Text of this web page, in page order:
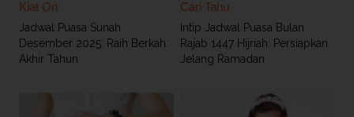
Kiat On
Jadwal Puasa Sunah
Desember 2025: Raih Berkah
Akhir Tahun
Cari Tahu
Intip Jadwal Puasa Bulan
Rajab 1447 Hijriah: Persiapkan
Jelang Ramadan